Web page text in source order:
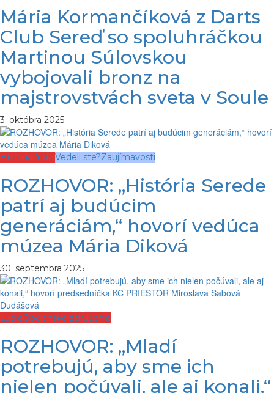
Mária Kormančíková z Darts
Club Sereď so spoluhráčkou
Martinou Súlovskou
vybojovali bronz na
majstrovstvách sveta v Soule
3. októbra 2025
HistóriaĽudiaVedeli ste?Zaujímavosti
ROZHOVOR: „História Serede
patrí aj budúcim
generáciám,“ hovorí vedúca
múzea Mária Diková
30. septembra 2025
ĽudiaObčianske združenia
ROZHOVOR: „Mladí
potrebujú, aby sme ich
nielen počúvali, ale aj konali,“